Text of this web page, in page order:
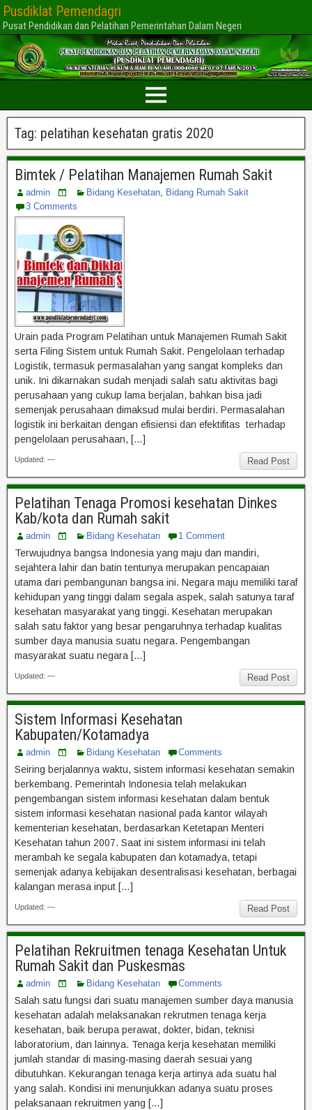
Pusdiklat Pemendagri
Pusat Pendidikan dan Pelatihan Pemerintahan Dalam Negeri
Tag: pelatihan kesehatan gratis 2020
Bimtek / Pelatihan Manajemen Rumah Sakit
admin Bidang Kesehatan, Bidang Rumah Sakit
3 Comments
Urain pada Program Pelatihan untuk Manajemen Rumah Sakit
serta Filing Sistem untuk Rumah Sakit. Pengelolaan terhadap
Logistik, termasuk permasalahan yang sangat kompleks dan
unik. Ini dikarnakan sudah menjadi salah satu aktivitas bagi
perusahaan yang cukup lama berjalan, bahkan bisa jadi
semenjak perusahaan dimaksud mulai berdiri. Permasalahan
logistik ini berkaitan dengan efisiensi dan efektifitas terhadap
pengelolaan perusahaan, […]
Read Post
Updated: —
Pelatihan Tenaga Promosi kesehatan Dinkes
Kab/kota dan Rumah sakit
admin Bidang Kesehatan 1 Comment
Terwujudnya bangsa Indonesia yang maju dan mandiri,
sejahtera lahir dan batin tentunya merupakan pencapaian
utama dari pembangunan bangsa ini. Negara maju memiliki taraf
kehidupan yang tinggi dalam segala aspek, salah satunya taraf
kesehatan masyarakat yang tinggi. Kesehatan merupakan
salah satu faktor yang besar pengaruhnya terhadap kualitas
sumber daya manusia suatu negara. Pengembangan
masyarakat suatu negara […]
Read Post
Updated: —
Sistem Informasi Kesehatan
Kabupaten/Kotamadya
admin Bidang Kesehatan Comments
Seiring berjalannya waktu, sistem informasi kesehatan semakin
berkembang. Pemerintah Indonesia telah melakukan
pengembangan sistem informasi kesehatan dalam bentuk
sistem informasi kesehatan nasional pada kantor wilayah
kementerian kesehatan, berdasarkan Ketetapan Menteri
Kesehatan tahun 2007. Saat ini sistem informasi ini telah
merambah ke segala kabupaten dan kotamadya, tetapi
semenjak adanya kebijakan desentralisasi kesehatan, berbagai
kalangan merasa input […]
Read Post
Updated: —
Pelatihan Rekruitmen tenaga Kesehatan Untuk
Rumah Sakit dan Puskesmas
admin Bidang Kesehatan Comments
Salah satu fungsi dari suatu manajemen sumber daya manusia
kesehatan adalah melaksanakan rekrutmen tenaga kerja
kesehatan, baik berupa perawat, dokter, bidan, teknisi
laboratorium, dan lainnya. Tenaga kerja kesehatan memiliki
jumlah standar di masing-masing daerah sesuai yang
dibutuhkan. Kekurangan tenaga kerja artinya ada suatu hal
yang salah. Kondisi ini menunjukkan adanya suatu proses
pelaksanaan rekruitmen yang […]